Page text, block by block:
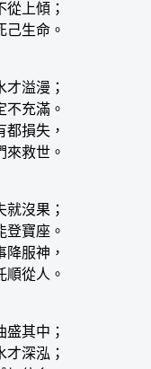
上傾；
己生命。
溢漫；
不充滿。
損失，
來救世。
沒果；
登寶座。
服神，
順從人。
其中；
深泓；